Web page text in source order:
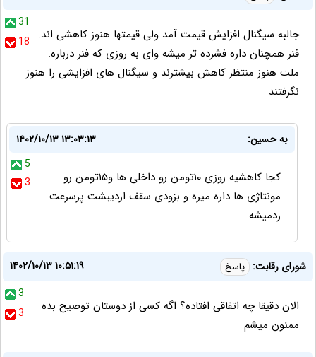
31
18
جالبه سیگنال افزایش قیمت آمد ولی قیمتها هنوز کاهشی اند.
فنر همچنان داره فشرده تر میشه وای به روزی که فنر درباره.
ملت هنوز منتظر کاهش بیشترند و سیگنال های افزایشی را هنوز
نگرفتند
به حسین:
۱۴۰۲/۱۰/۱۳ ۱۳:۰۳:۱۳
5
3
کجا کاهشیه روزی ۱۰تومن رو داخلی ها و۱۵تومن رو
مونتاژی ها داره میره و بزودی سقف اردیبشت پرسرعت
ردمیشه
شورای رقابت: پاسخ
۱۴۰۲/۱۰/۱۳ ۱۰:۵۱:۱۹
3
3
الان دقیقا چه اتفاقی افتاده؟ اگه کسی از دوستان توضیح بده
ممنون میشم